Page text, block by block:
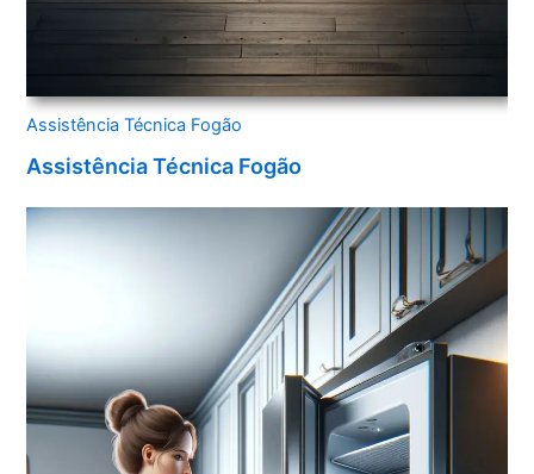
Assistência Técnica Fogão
Assistência Técnica Fogão